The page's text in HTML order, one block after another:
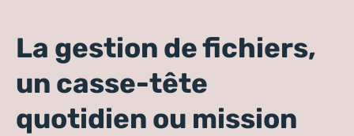
La gestion de fichiers,
un casse-tête
quotidien ou mission